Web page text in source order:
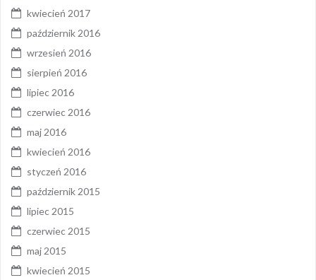
kwiecień 2017
październik 2016
wrzesień 2016
sierpień 2016
lipiec 2016
czerwiec 2016
maj 2016
kwiecień 2016
styczeń 2016
październik 2015
lipiec 2015
czerwiec 2015
maj 2015
kwiecień 2015